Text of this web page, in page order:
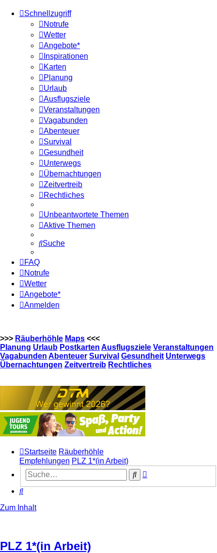
Schnellzugriff
Notrufe
Wetter
Angebote*
Inspirationen
Karten
Planung
Urlaub
Ausflugsziele
Veranstaltungen
Vagabunden
Abenteuer
Survival
Gesundheit
Unterwegs
Übernachtungen
Zeitvertreib
Rechtliches
Unbeantwortete Themen
Aktive Themen
Suche
FAQ
Notrufe
Wetter
Angebote*
Anmelden
>>> Räuberhöhle Maps <<<
Planung Urlaub Postkarten Ausflugsziele Veranstaltungen
Vagabunden Abenteuer Survival Gesundheit Unterwegs
Übernachtungen Zeitvertreib Rechtliches
Startseite Räuberhöhle
Empfehlungen PLZ 1*(in Arbeit)
Suche
Suche
Zum Inhalt
PLZ 1*(in Arbeit)